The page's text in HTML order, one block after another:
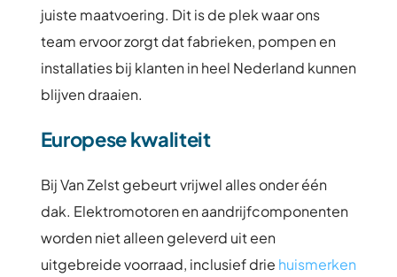
juiste maatvoering. Dit is de plek waar ons
team ervoor zorgt dat fabrieken, pompen en
installaties bij klanten in heel Nederland kunnen
blijven draaien.
Europese kwaliteit
Bij Van Zelst gebeurt vrijwel alles onder één
dak. Elektromotoren en aandrijfcomponenten
worden niet alleen geleverd uit een
uitgebreide voorraad, inclusief drie huismerken